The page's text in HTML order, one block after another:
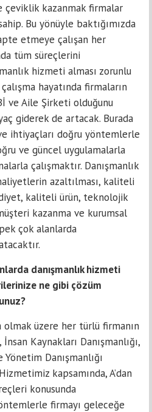
çeviklik kazanmak firmalar
Bu yönüyle baktığımızda
etmeye çalışan her
tüm süreçlerini
hizmeti alması zorunlu
hayatında firmaların
ve Aile Şirketi olduğunu
giderek de artacak. Burada
ihtiyaçları doğru yöntemlerle
ve güncel uygulamalarla
çalışmaktır. Danışmanlık
azaltılması, kaliteli
kaliteli ürün, teknolojik
kazanma ve kurumsal
çok alanlarda
danışmanlık hizmeti
ne gibi çözüm
olmak üzere her türlü firmanın
Kaynakları Danışmanlığı,
Danışmanlığı
kapsamında, A’dan
konusunda
firmayı geleceğe